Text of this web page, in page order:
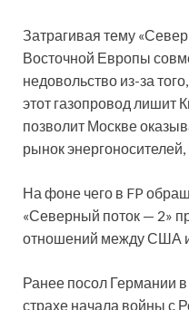
Затрагивая тему
Восточной Европы
недовольство из-за
этот газопровод лишит
позволит Москве
рынок
На фоне чего в FP
«Северный поток — 2»
отношений между США
Ранее посол Германии
страхе начала войны с